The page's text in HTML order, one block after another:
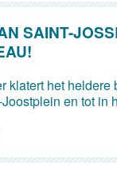
SAINT-
klatert het
en tot in